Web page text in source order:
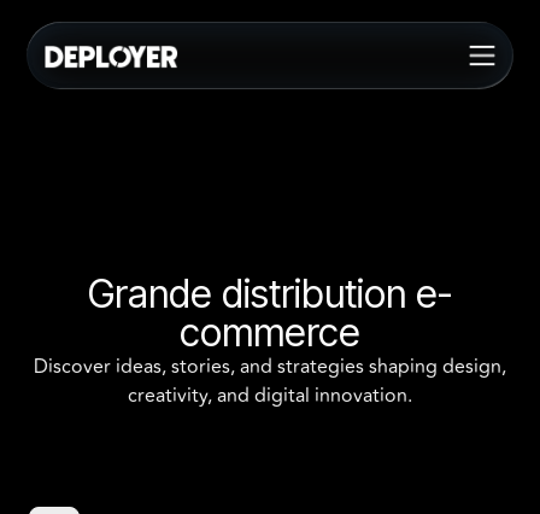
Grande distribution e-
commerce
Discover ideas, stories, and strategies shaping design,
creativity, and digital innovation.